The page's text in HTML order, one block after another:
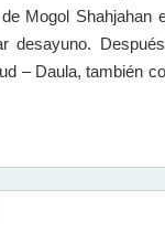
Mogol
desayuno.
– Daula, también